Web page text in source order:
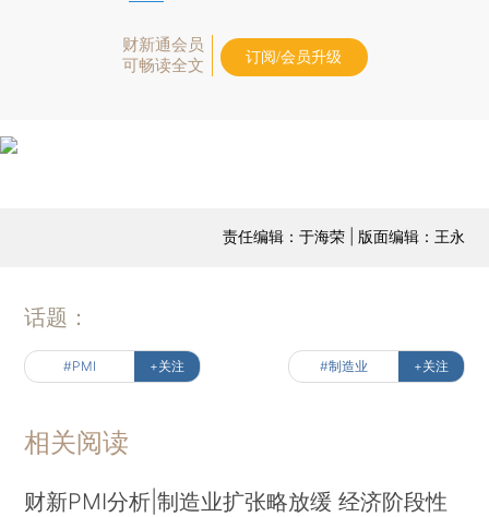
财新通会员
可畅读全文
订阅/会员升级
责任编辑：于海荣 | 版面编辑：王永
话题：
#PMI +关注 #制造业 +关注
相关阅读
财新PMI分析|制造业扩张略放缓 经济阶段性